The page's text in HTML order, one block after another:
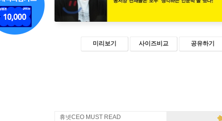
미리보기 사이즈비교 공유하기
휴넷CEO MUST READ